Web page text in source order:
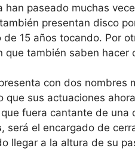
han paseado muchas
presentan disco
15 años tocando. Por
que también saben hacer
con dos nombres
que sus actuaciones
que fuera cantante de
, será el encargado de
llegar a la altura de su